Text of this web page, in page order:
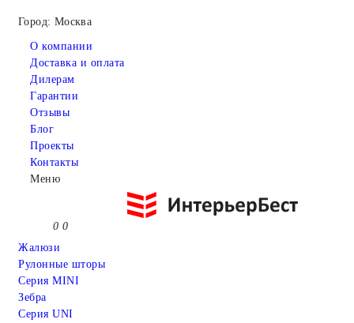
Город: Москва
О компании
Доставка и оплата
Дилерам
Гарантии
Отзывы
Блог
Проекты
Контакты
Меню
0 0
Жалюзи
Рулонные шторы
Серия MINI
Зебра
Серия UNI